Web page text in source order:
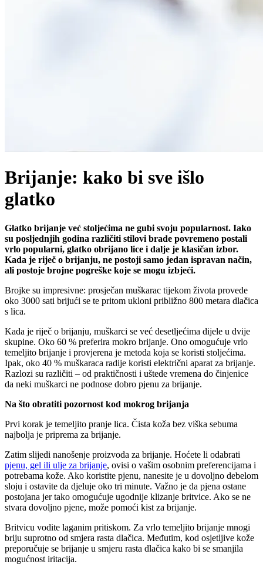
Brijanje: kako bi sve išlo
glatko
Glatko brijanje već stoljećima ne gubi svoju popularnost. Iako
su posljednjih godina različiti stilovi brade povremeno postali
vrlo popularni, glatko obrijano lice i dalje je klasičan izbor.
Kada je riječ o brijanju, ne postoji samo jedan ispravan način,
ali postoje brojne pogreške koje se mogu izbjeći.
Brojke su impresivne: prosječan muškarac tijekom života provede
oko 3000 sati brijući se te pritom ukloni približno 800 metara dlačica
s lica.
Kada je riječ o brijanju, muškarci se već desetljećima dijele u dvije
skupine. Oko 60 % preferira mokro brijanje. Ono omogućuje vrlo
temeljito brijanje i provjerena je metoda koja se koristi stoljećima.
Ipak, oko 40 % muškaraca radije koristi električni aparat za brijanje.
Razlozi su različiti – od praktičnosti i uštede vremena do činjenice
da neki muškarci ne podnose dobro pjenu za brijanje.
Na što obratiti pozornost kod mokrog brijanja
Prvi korak je temeljito pranje lica. Čista koža bez viška sebuma
najbolja je priprema za brijanje.
Zatim slijedi nanošenje proizvoda za brijanje. Hoćete li odabrati
pjenu, gel ili ulje za brijanje, ovisi o vašim osobnim preferencijama i
potrebama kože. Ako koristite pjenu, nanesite je u dovoljno debelom
sloju i ostavite da djeluje oko tri minute. Važno je da pjena ostane
postojana jer tako omogućuje ugodnije klizanje britvice. Ako se ne
stvara dovoljno pjene, može pomoći kist za brijanje.
Britvicu vodite laganim pritiskom. Za vrlo temeljito brijanje mnogi
briju suprotno od smjera rasta dlačica. Međutim, kod osjetljive kože
preporučuje se brijanje u smjeru rasta dlačica kako bi se smanjila
mogućnost iritacija.